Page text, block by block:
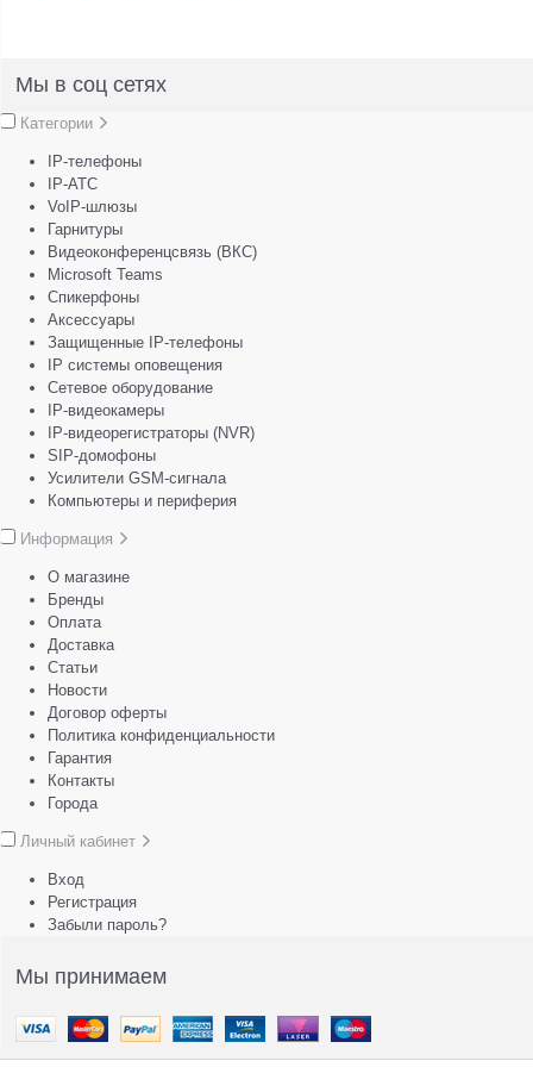
Мы в соц сетях
Категории
IP-телефоны
IP-АТС
VoIP-шлюзы
Гарнитуры
Видеоконференцсвязь (ВКС)
Microsoft Teams
Спикерфоны
Аксессуары
Защищенные IP-телефоны
IP системы оповещения
Сетевое оборудование
IP-видеокамеры
IP-видеорегистраторы (NVR)
SIP-домофоны
Усилители GSM-сигнала
Компьютеры и периферия
Информация
О магазине
Бренды
Оплата
Доставка
Статьи
Новости
Договор оферты
Политика конфиденциальности
Гарантия
Контакты
Города
Личный кабинет
Вход
Регистрация
Забыли пароль?
Мы принимаем